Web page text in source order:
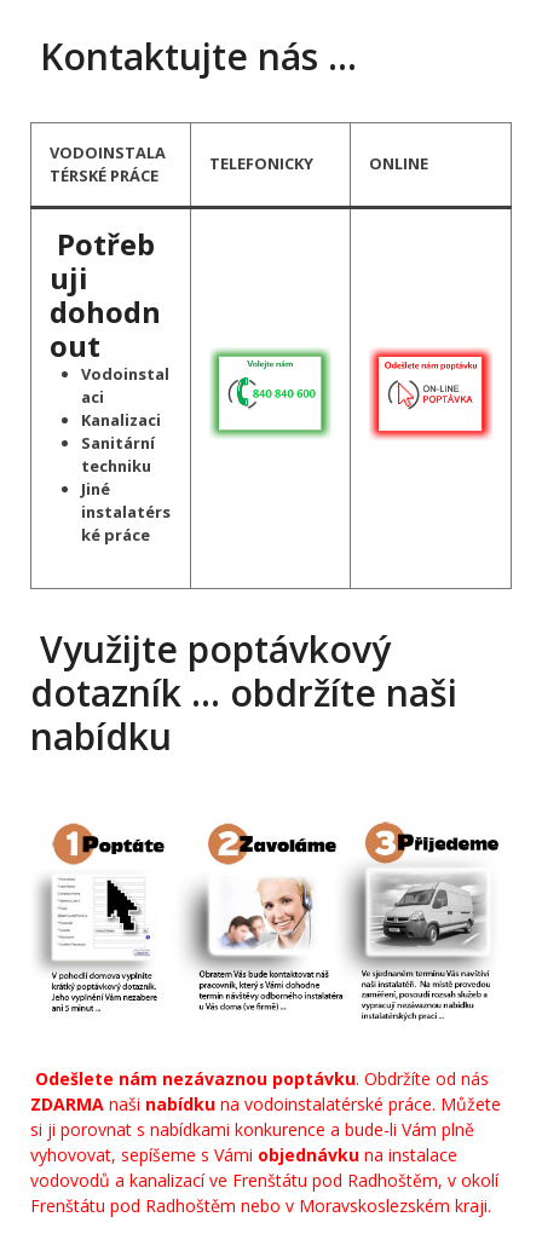
Kontaktujte nás …
VODOINSTALA
TÉRSKÉ PRÁCE
TELEFONICKY ONLINE
Potřeb
uji
dohodn
out
Vodoinstal
aci
Kanalizaci
Sanitární
techniku
Jiné
instalatérs
ké práce
Využijte poptávkový
dotazník … obdržíte naši
nabídku
Odešlete nám nezávaznou poptávku. Obdržíte od nás
ZDARMA naši nabídku na vodoinstalatérské práce. Můžete
si ji porovnat s nabídkami konkurence a bude-li Vám plně
vyhovovat, sepíšeme s Vámi objednávku na instalace
vodovodů a kanalizací ve Frenštátu pod Radhoštěm, v okolí
Frenštátu pod Radhoštěm nebo v Moravskoslezském kraji.